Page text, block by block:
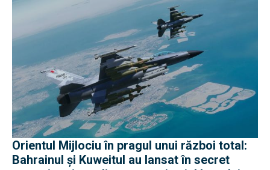
Orientul Mijlociu în pragul unui război total:
Bahrainul și Kuweitul au lansat în secret